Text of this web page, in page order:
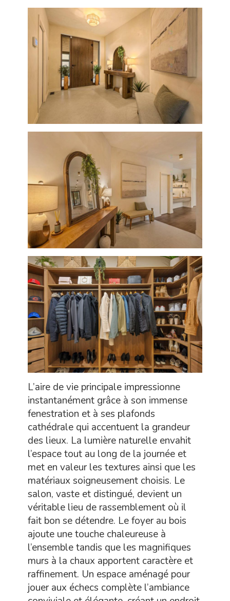
L’aire de vie principale impressionne
instantanément grâce à son immense
fenestration et à ses plafonds
cathédrale qui accentuent la grandeur
des lieux. La lumière naturelle envahit
l’espace tout au long de la journée et
met en valeur les textures ainsi que les
matériaux soigneusement choisis. Le
salon, vaste et distingué, devient un
véritable lieu de rassemblement où il
fait bon se détendre. Le foyer au bois
ajoute une touche chaleureuse à
l’ensemble tandis que les magnifiques
murs à la chaux apportent caractère et
raffinement. Un espace aménagé pour
jouer aux échecs complète l’ambiance